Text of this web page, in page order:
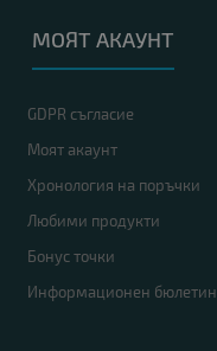
МОЯТ АКАУНТ
GDPR съгласие
Моят акаунт
Хронология на поръчки
Любими продукти
Бонус точки
Информационен бюлетин